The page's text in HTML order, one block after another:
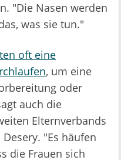
"Die Nasen werden
was sie tun."
oft eine
, um eine
oder
auch die
Elternverbands
"Es häufen
die Frauen sich